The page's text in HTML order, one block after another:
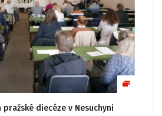
diecéze v Nesuchyni